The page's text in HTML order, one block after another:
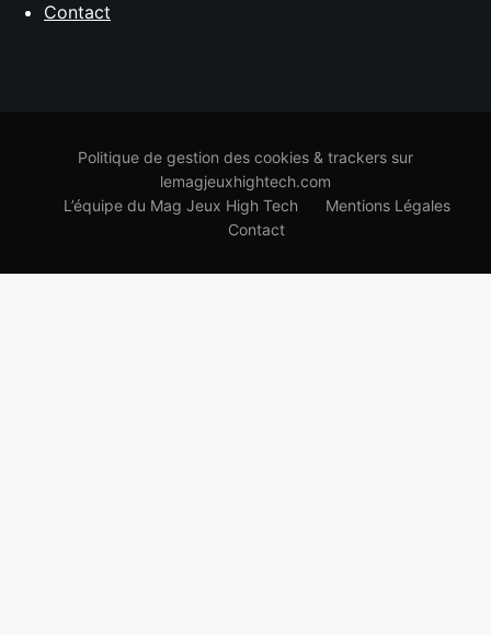
Contact
Politique de gestion des cookies & trackers sur
lemagjeuxhightech.com
L’équipe du Mag Jeux High Tech
Mentions Légales
Contact